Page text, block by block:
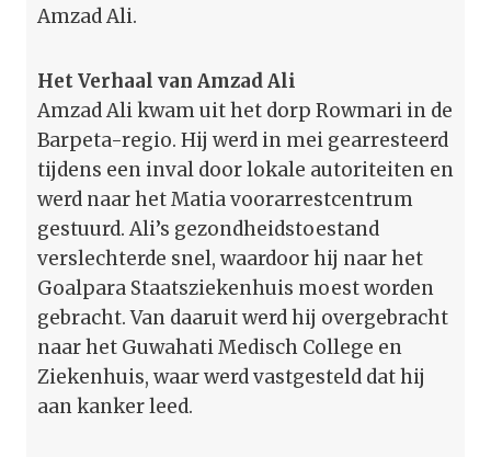
Amzad Ali.
Het Verhaal van Amzad Ali
Amzad Ali kwam uit het dorp Rowmari in de
Barpeta-regio. Hij werd in mei gearresteerd
tijdens een inval door lokale autoriteiten en
werd naar het Matia voorarrestcentrum
gestuurd. Ali’s gezondheidstoestand
verslechterde snel, waardoor hij naar het
Goalpara Staatsziekenhuis moest worden
gebracht. Van daaruit werd hij overgebracht
naar het Guwahati Medisch College en
Ziekenhuis, waar werd vastgesteld dat hij
aan kanker leed.